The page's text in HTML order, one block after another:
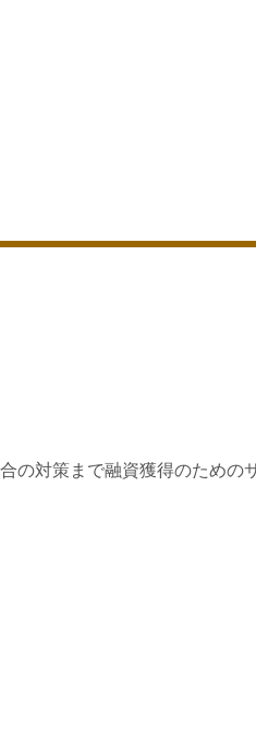
の対策まで融資獲得のための